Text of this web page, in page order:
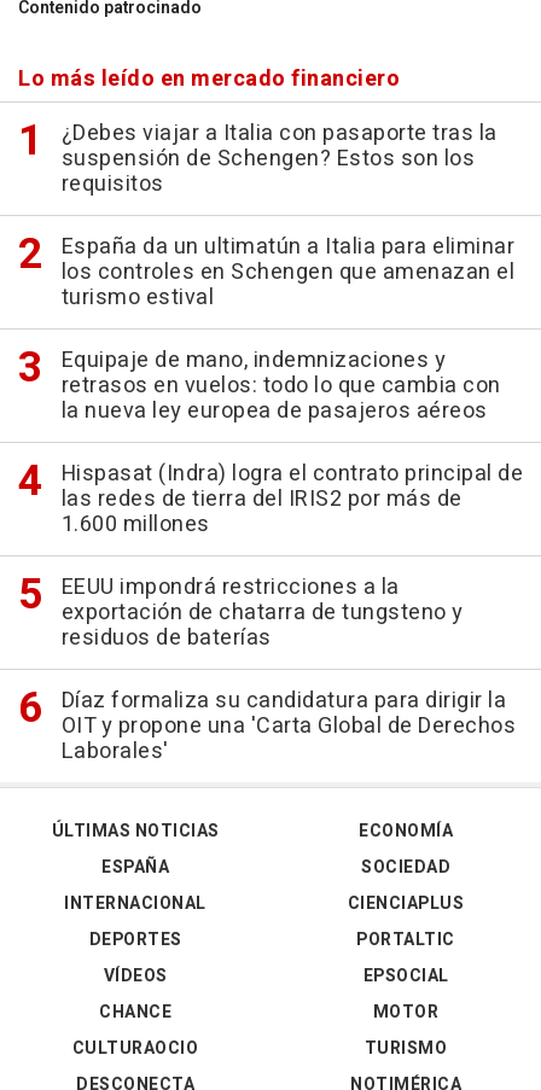
Contenido patrocinado
Lo más leído en mercado financiero
¿Debes viajar a Italia con pasaporte tras la
suspensión de Schengen? Estos son los
requisitos
España da un ultimatún a Italia para eliminar
los controles en Schengen que amenazan el
turismo estival
Equipaje de mano, indemnizaciones y
retrasos en vuelos: todo lo que cambia con
la nueva ley europea de pasajeros aéreos
Hispasat (Indra) logra el contrato principal de
las redes de tierra del IRIS2 por más de
1.600 millones
EEUU impondrá restricciones a la
exportación de chatarra de tungsteno y
residuos de baterías
Díaz formaliza su candidatura para dirigir la
OIT y propone una 'Carta Global de Derechos
Laborales'
ÚLTIMAS NOTICIAS
ESPAÑA
INTERNACIONAL
DEPORTES
VÍDEOS
ECONOMÍA
SOCIEDAD
CIENCIAPLUS
PORTALTIC
EPSOCIAL
CHANCE
CULTURAOCIO
DESCONECTA
MOTOR
TURISMO
NOTIMÉRICA